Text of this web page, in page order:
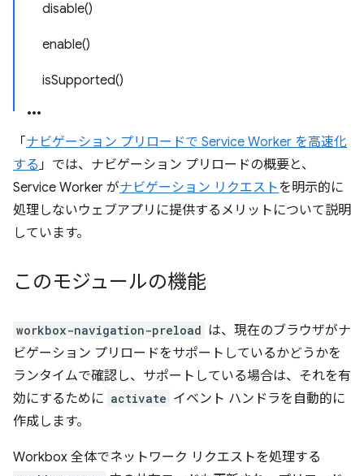
disable()
enable()
isSupported()
「 ナビゲーション プリロードで Service Worker を高速化
する」では、ナビゲーション プリロードの概要と、
Service Worker がナビゲーション リクエストを明示的に
処理しないウェブアプリに提供するメリットについて説明
しています。
このモジュールの機能
workbox-navigation-preload は、現在のブラウザがナ
ビゲーション プリロードをサポートしているかどうかを
ランタイムで確認し、サポートしている場合は、それを有
効にするために activate イベント ハンドラを自動的に
作成します。
Workbox 全体でネットワーク リクエストを処理する